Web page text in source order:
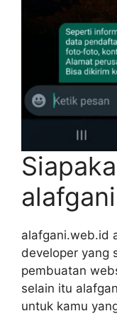
alafgani.web.id
developer yang
pembuatan
selain itu
untuk kamu